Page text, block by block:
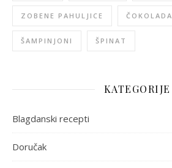
ZOBENE PAHULJICE ČOKOLADA
ŠAMPINJONI ŠPINAT
KATEGORIJE
Blagdanski recepti
Doručak